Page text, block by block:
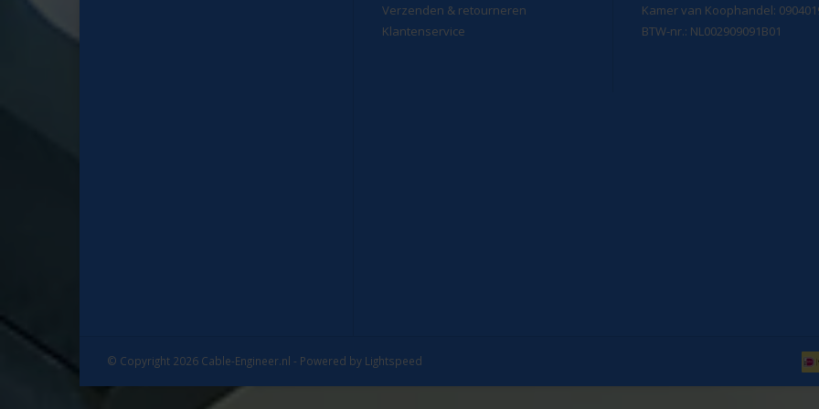
Verzenden & retourneren
Klantenservice
Kamer van Koophandel:
BTW-nr.: NL002909091B01
© Copyright 2026 Cable-Engineer.nl - Powered by Lightspeed